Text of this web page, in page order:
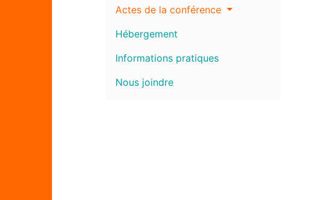
Actes de la conférence
Hébergement
Informations pratiques
Nous joindre